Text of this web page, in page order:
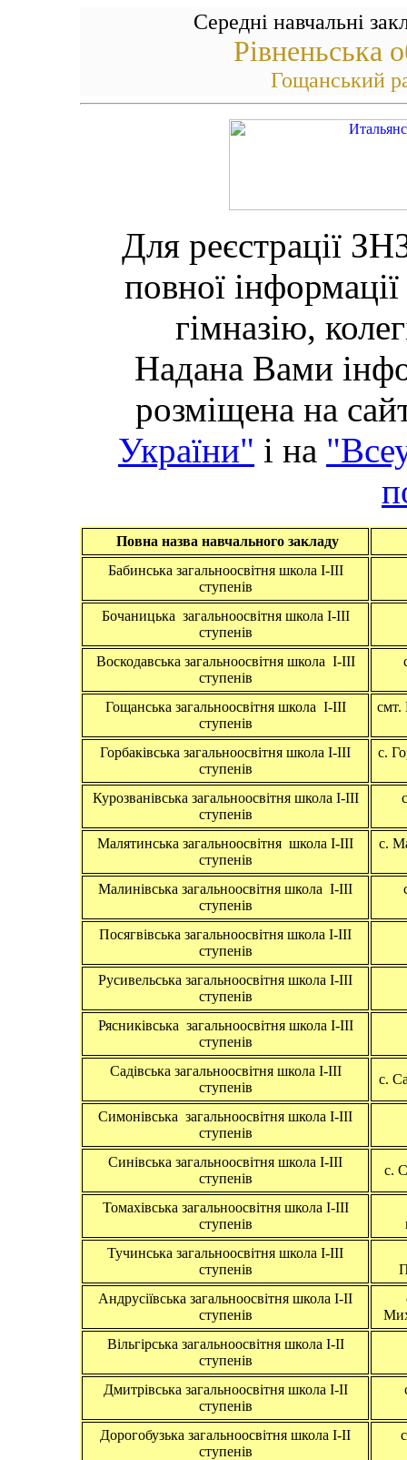
Середні навчальні
Рівненьська
Гощанський
Для реєстрації
повної
гімназію,
Надана Вами
розміщена на
України" і на
Повна назва навчального закладу
Бабинська загальноосвітня школа І-ІІІ
ступенів
Бочаницька загальноосвітня школа І-ІІІ
ступенів
Воскодавська загальноосвітня школа І-ІІІ
ступенів
Гощанська загальноосвітня школа І-ІІІ
ступенів
смт.
Горбаківська загальноосвітня школа І-ІІІ
ступенів
с.
Курозванівська загальноосвітня школа І-ІІІ
ступенів
Малятинська загальноосвітня школа І-ІІІ
ступенів
c.
Малинівська загальноосвітня школа І-ІІІ
ступенів
Посягвівська загальноосвітня школа І-ІІІ
ступенів
Русивельська загальноосвітня школа І-ІІІ
ступенів
Рясниківська загальноосвітня школа І-ІІІ
ступенів
Садівська загальноосвітня школа І-ІІІ
ступенів
c.
Симонівська загальноосвітня школа І-ІІІ
ступенів
Синівська загальноосвітня школа І-ІІІ
ступенів
c.
Томахівська загальноосвітня школа І-ІІІ
ступенів
Тучинська загальноосвітня школа І-ІІІ
ступенів
Андрусіївська загальноосвітня школа І-ІІ
ступенів
Вільгірська загальноосвітня школа І-ІІ
ступенів
Дмитрівська загальноосвітня школа І-ІІ
ступенів
Дорогобузька загальноосвітня школа І-ІІ
ступенів